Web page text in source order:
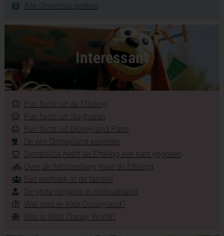
Alle Universal-parken
Interessant
Fun facts uit de Efteling
Fun facts uit Slagharen
Fun facts uit Disneyland Paris
De zes Disneyland-kastelen
Symbolica heeft de Efteling een hart gegeven
Over de fietssnelweg naar de Efteling
Een pretpark in de familie
De grote jongens in pretparkland
Wat was er vóór Disneyland?
Wat is Walt Disney World?